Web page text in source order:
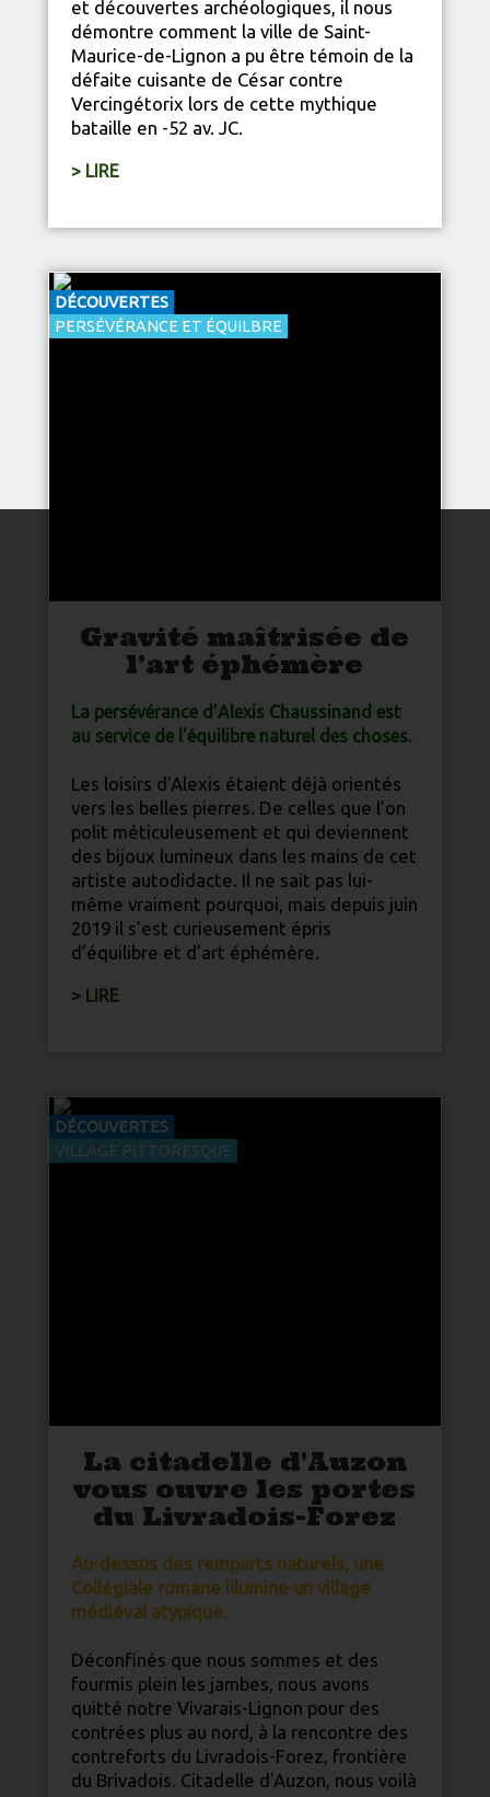
et découvertes archéologiques, il nous
démontre comment la ville de Saint-
Maurice-de-Lignon a pu être témoin de la
défaite cuisante de César contre
Vercingétorix lors de cette mythique
bataille en -52 av. JC.
> LIRE
DÉCOUVERTES
PERSÉVÉRANCE ET ÉQUILBRE
Gravité maîtrisée de
l’art éphémère
La persévérance d’Alexis Chaussinand est
au service de l’équilibre naturel des choses.
Les loisirs d'Alexis étaient déjà orientés
vers les belles pierres. De celles que l’on
polit méticuleusement et qui deviennent
des bijoux lumineux dans les mains de cet
artiste autodidacte. Il ne sait pas lui-
même vraiment pourquoi, mais depuis juin
2019 il s’est curieusement épris
d’équilibre et d’art éphémère.
> LIRE
DÉCOUVERTES
VILLAGE PITTORESQUE
La citadelle d'Auzon
vous ouvre les portes
du Livradois-Forez
Au-dessus des remparts nature ls, une
Collégiale romane illumine un village
médiéval atypique.
Déconfinés que nous sommes et des
fourmis plein les jambes, nous avons
quitté notre Vivarais-Lignon pour des
contrées plus au nord, à la rencontre des
contreforts du Livradois-Forez, frontière
du Brivadois. Citadelle d'Auzon, nous voilà